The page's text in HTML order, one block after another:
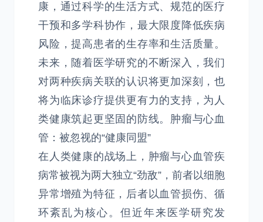
康，通过科学的生活方式、规范的医疗
干预和多学科协作，最大限度降低疾病
风险，提高患者的生存率和生活质量。
未来，随着医学研究的不断深入，我们
对两种疾病关联的认识将更加深刻，也
将为临床诊疗提供更有力的支持，为人
类健康筑起更坚固的防线。肿瘤与心血
管：被忽视的“健康同盟”
在人类健康的战场上，肿瘤与心血管疾
病常被视为两大独立“劲敌”，前者以细胞
异常增殖为特征，后者以血管损伤、循
环紊乱为核心。但近年来医学研究发